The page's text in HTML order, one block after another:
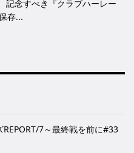
念すべき『クラブハーレー
存...
7～最終戦を前に#33